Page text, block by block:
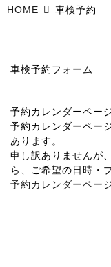
HOME 車検予約
車検予約フォーム
予約カレンダーペー
予約カレンダーペー
あります。
申し訳ありませんが
ら、ご希望の日時・
予約カレンダーペー